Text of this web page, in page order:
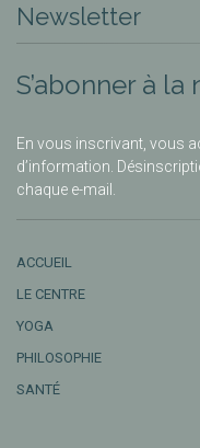
Newsletter
S’abonner à
En vous inscrivant, vous
d’information.
chaque e-mail.
ACCUEIL
LE CENTRE
YOGA
PHILOSOPHIE
SANTÉ